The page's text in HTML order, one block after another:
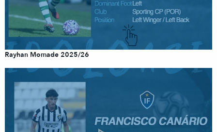
Rayhan Momade 2025/26